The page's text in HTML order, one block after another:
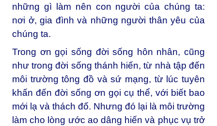
những gì làm nên con người của chúng ta:
nơi ở, gia đình và những người thân yêu của
chúng ta.
Trong ơn gọi sống đời sống hôn nhân, cũng
như trong đời sống thánh hiến, từ nhà tập đến
môi trường tông đồ và sứ mạng, từ lúc tuyên
khấn đến đời sống ơn gọi cụ thể, với biết bao
mới lạ và thách đố. Nhưng đó lại là môi trường
làm cho lòng ước ao dâng hiến và phục vụ trở